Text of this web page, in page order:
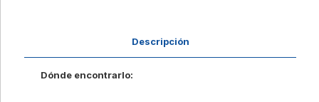
Descripción
Dónde encontrarlo: